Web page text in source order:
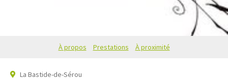
À propos Prestations À proximité
La Bastide-de-Sérou